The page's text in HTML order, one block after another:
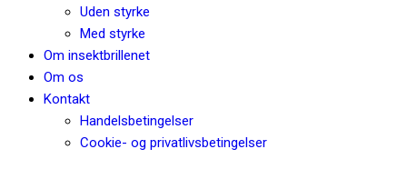
Uden styrke
Med styrke
Om insektbrillenet
Om os
Kontakt
Handelsbetingelser
Cookie- og privatlivsbetingelser